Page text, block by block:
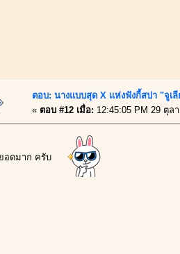
ตอบ: นางแบบสุด X แห่งฟังกี้สปา "จูเ
« ตอบ #12 เมื่อ: 12:45:05 PM 29 ตุล
อดมาก ครับ